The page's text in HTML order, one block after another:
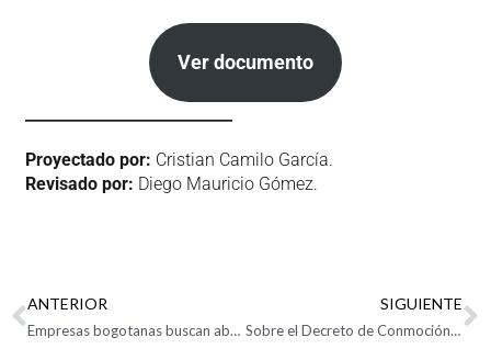
Ver documento
Proyectado por: Cristian Camilo García.
Revisado por: Diego Mauricio Gómez.
ANTERIOR
Empresas bogotanas buscan abrirse camino en el mercado automotor y aeroespacial de México
SIGUIENTE
Sobre el Decreto de Conmoción Interior Expedido por el Gobierno Nacional: Entre la Emergencia y el Debate Constitucional